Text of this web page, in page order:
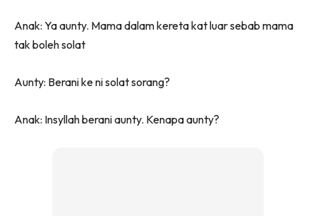
Anak: Ya aunty. Mama dalam kereta kat luar sebab mama
tak boleh solat
Aunty: Berani ke ni solat sorang?
Anak: Insyllah berani aunty. Kenapa aunty?